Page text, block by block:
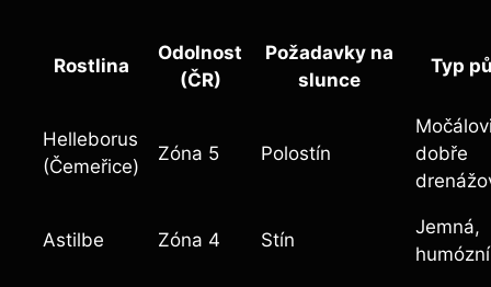
Rostlina
Odolnost
(ČR)
Požadavky na
slunce
Typ
Helleborus
(Čemeřice)
Zóna 5 Polostín
dobře
Astilbe Zóna 4 Stín
Jemná,
humózní